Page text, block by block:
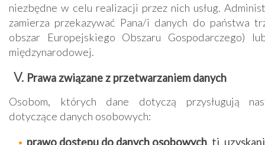
niezbędne w celu realizacji przez nich usług.
zamierza przekazywać Pana/i danych do państwa
obszar Europejskiego Obszaru Gospodarczego)
międzynarodowej.
Prawa związane z przetwarzaniem danych
Osobom, których dane dotyczą przysługują
dotyczące danych osobowych:
prawo dostępu do danych osobowych, tj.